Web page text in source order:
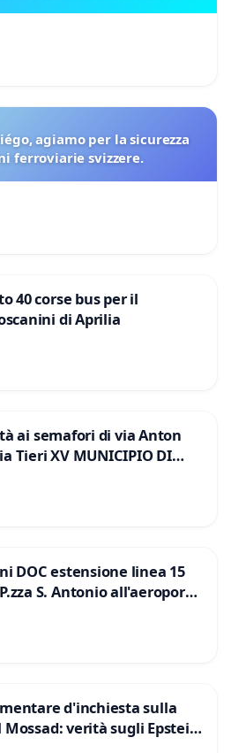
agiamo per la sicurezza
ferroviarie svizzere.
40 corse bus per il
di Aprilia
ai semafori di via Anton
Tieri XV MUNICIPIO DI
DOC estensione linea 15
S. Antonio all'aeroporto
1,50
d'inchiesta sulla
verità sugli Epstein